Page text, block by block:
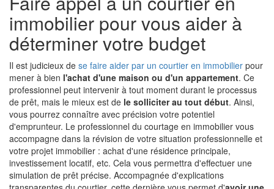
immobilier pour vous aider à
déterminer votre budget
Il est judicieux de se faire aider par un courtier en immobilier pour
mener à bien l'achat d'une maison ou d'un appartement. Ce
professionnel peut intervenir à tout moment durant le processus
de prêt, mais le mieux est de le solliciter au tout début. Ainsi,
vous pourrez connaître avec précision votre potentiel
d'emprunteur. Le professionnel du courtage en immobilier vous
accompagne dans la révision de votre situation professionnelle et
votre projet immobilier : achat d'une résidence principale,
investissement locatif, etc. Cela vous permettra d'effectuer une
simulation de prêt précise. Accompagnée d'explications